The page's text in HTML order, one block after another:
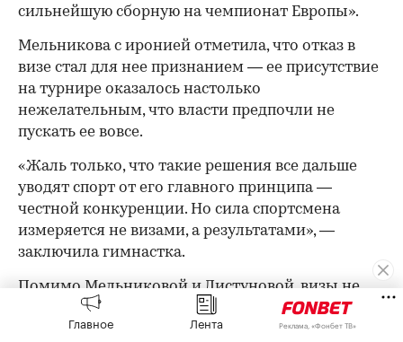
сильнейшую сборную на чемпионат Европы».
Мельникова с иронией отметила, что отказ в
визе стал для нее признанием — ее присутствие
на турнире оказалось настолько
нежелательным, что власти предпочли не
пускать ее вовсе.
«Жаль только, что такие решения все дальше
уводят спорт от его главного принципа —
честной конкуренции. Но сила спортсмена
измеряется не визами, а результатами», —
заключила гимнастка.
Помимо Мельниковой и Листуновой, визы не
получили Анна Калмыкова, Лейла Васильева,
Алексей Усачев, Сергей Найдин, Евгений Кисель,
Главное Лента Реклама, «Фонбет ТВ»